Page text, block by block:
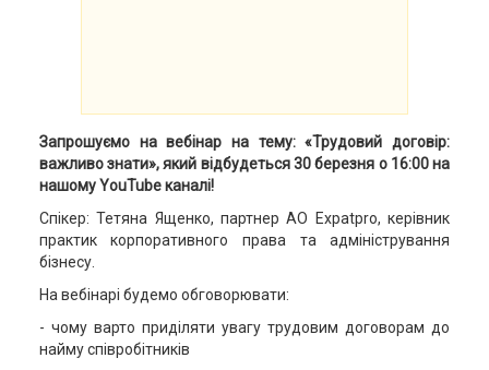
Запрошуємо на вебінар на тему: «Трудовий договір:
важливо знати», який відбудеться 30 березня о 16:00 на
нашому YouTube каналі!
Спікер: Тетяна Ященко, партнер АО Expatpro, керівник
практик корпоративного права та адміністрування
бізнесу.
На вебінарі будемо обговорювати:
- чому варто приділяти увагу трудовим договорам до
найму співробітників